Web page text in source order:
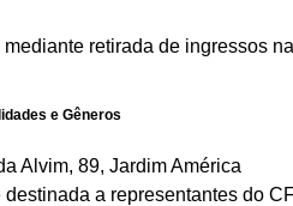
retirada de ingressos
e Gêneros
Alvim, 89, Jardim América
a representantes do